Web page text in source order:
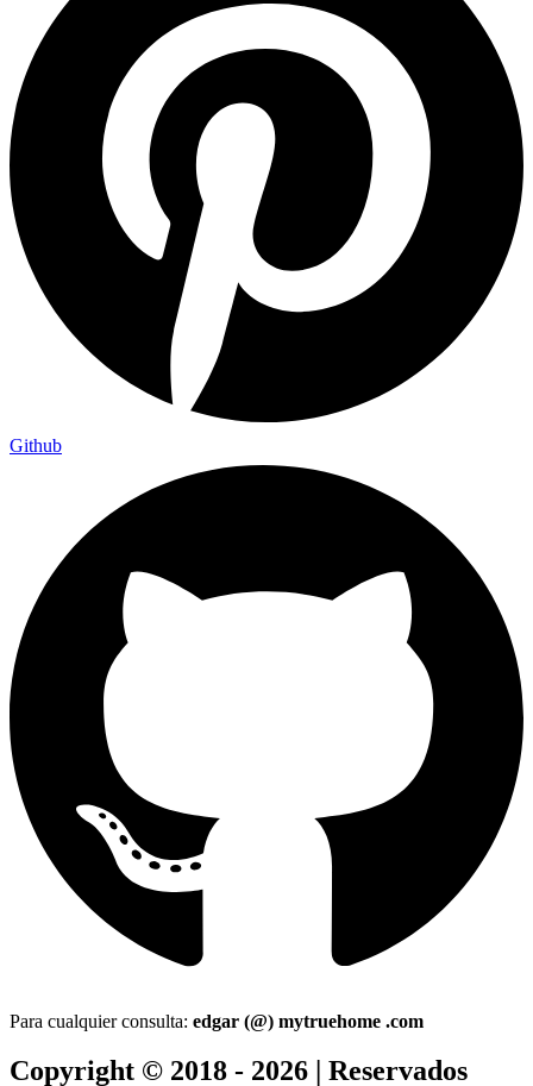
Github
Para cualquier consulta: edgar (@) mytruehome .com
Copyright © 2018 - 2026 | Reservados